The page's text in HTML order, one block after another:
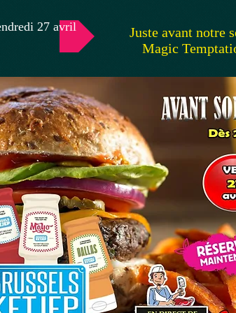
27 avril
Juste avant notre
Magic